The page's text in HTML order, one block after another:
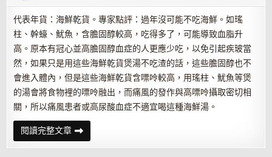
代表年貨：海鮮乾貨。專家點評：過年沒可能不吃海鮮。如瑤
柱、幹蠔、魷魚，含膽固醇較高，吃得多了，可能導致血脂升
高。原本有冠心並高膽固醇血症的人更應少吃，以免引起疾玻當
然，如果只是用這些海鮮乾貨煲湯不吃渣的話，這些膽固醇也不
會進入體內，但是這些海鮮乾貨含嘌呤較高，用瑤柱、魷魚等煲
的湯會將食物裡的嘌呤融出，而痛風的發作與高嘌呤攝取密切相
關，所以痛風患者或高尿酸血症不適宜喝這種海鮮湯。
閱讀完整文章購
買
年